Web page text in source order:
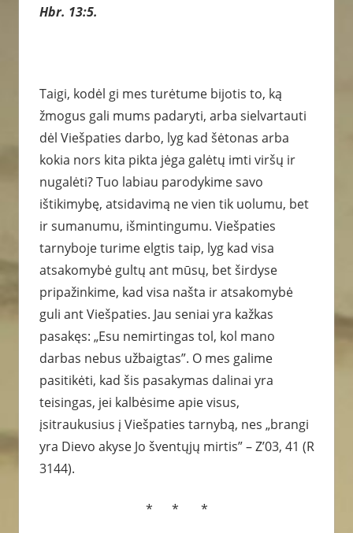
Hbr. 13:5.
Taigi, kodėl gi mes turėtume bijotis to, ką
žmogus gali mums padaryti, arba sielvartauti
dėl Viešpaties darbo, lyg kad šėtonas arba
kokia nors kita pikta jėga galėtų imti viršų ir
nugalėti? Tuo labiau parodykime savo
ištikimybę, atsidavimą ne vien tik uolumu, bet
ir sumanumu, išmintingumu. Viešpaties
tarnyboje turime elgtis taip, lyg kad visa
atsakomybė gultų ant mūsų, bet širdyse
pripažinkime, kad visa našta ir atsakomybė
guli ant Viešpaties. Jau seniai yra kažkas
pasakęs: „Esu nemirtingas tol, kol mano
darbas nebus užbaigtas”. O mes galime
pasitikėti, kad šis pasakymas dalinai yra
teisingas, jei kalbėsime apie visus,
įsitraukusius į Viešpaties tarnybą, nes „brangi
yra Dievo akyse Jo šventųjų mirtis” – Z’03, 41 (R
3144).
* * *